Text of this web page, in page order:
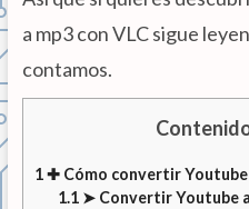
a mp3 con VLC sigue
contamos.
1✚ Cómo convertir Youtube
1.1 ➤ Convertir Youtube